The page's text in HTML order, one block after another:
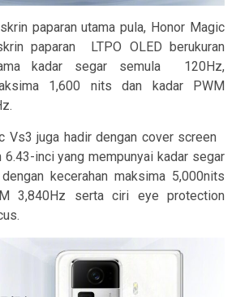
paparan utama pula, Honor Magic
paparan
LTPO OLED berukuran
kadar segar semula 120Hz,
1,600 nits dan kadar PWM
Vs3 juga hadir dengan cover screen
6.43-inci yang mempunyai kadar segar
kecerahan maksima 5,000nits
3,840Hz serta ciri eye protection